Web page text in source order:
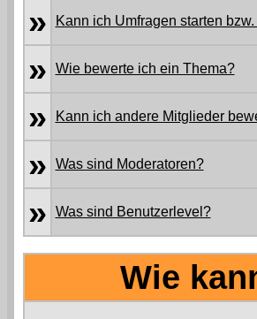
» Kann ich Umfragen starten
» Wie bewerte ich ein Thema?
» Kann ich andere Mitglieder
» Was sind Moderatoren?
» Was sind Benutzerlevel?
Wie